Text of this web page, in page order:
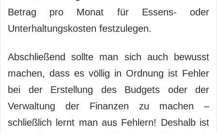
Betrag pro Monat für Essens- oder
Unterhaltungskosten festzulegen.
Abschließend sollte man sich auch bewusst
machen, dass es völlig in Ordnung ist Fehler
bei der Erstellung des Budgets oder der
Verwaltung der Finanzen zu machen –
schließlich lernt man aus Fehlern! Deshalb ist